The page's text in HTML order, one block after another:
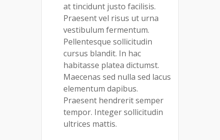
at tincidunt justo facilisis.
Praesent vel risus ut urna
vestibulum fermentum.
Pellentesque sollicitudin
cursus blandit. In hac
habitasse platea dictumst.
Maecenas sed nulla sed lacus
elementum dapibus.
Praesent hendrerit semper
tempor. Integer sollicitudin
ultrices mattis.